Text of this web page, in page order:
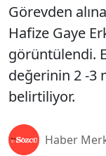
Görevden
Hafize Gaye
görüntülendi.
değerinin 2 -3
belirtiliyor.
Haber